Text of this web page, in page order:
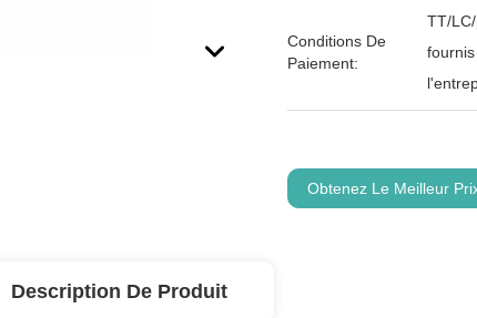
Conditions De
Paiement:
TT/
Obtenez Le Meilleur
Description De Produit